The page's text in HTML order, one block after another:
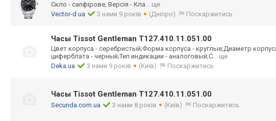
Скло - сапфірове; Версія - Кла... ще
Vector-d.ua
З нами 9 років (Дніпро) Поскаржитись
Часы Tissot Gentleman T127.410.11.051.00
Цвет корпуса - серебристый;Форма корпуса - круглые;Диаметр
циферблата - черный;Тип индикации - аналоговый;С... ще
Deka.ua
З нами 9 років (Київ) Поскаржитись
Часы Tissot Gentleman T127.410.11.051.00
Secunda.com.ua З нами 8 років (Київ) Поскаржитись